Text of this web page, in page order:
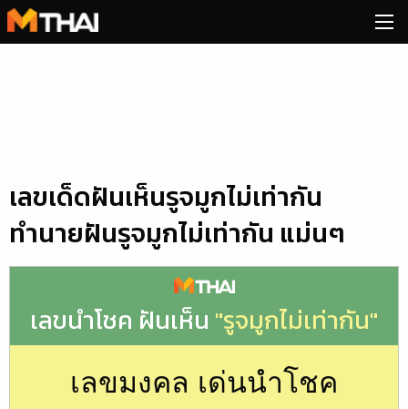
Skip
to
เลขเด็ดฝันเห็นรูจมูกไม่เท่ากัน
ทำนายฝันรูจมูกไม่เท่ากัน แม่นๆ
เลขนำโชค ฝันเห็น "รูจมูกไม่เท่ากัน"
เลขมงคล เด่นนำโชค